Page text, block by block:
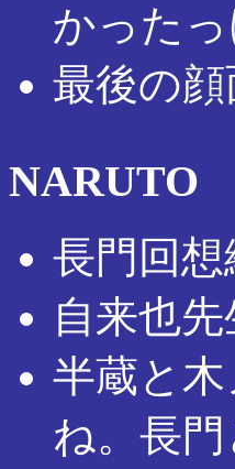
かったっ
最後の
NARUTO
長門回
自来也
半蔵と
ね。長